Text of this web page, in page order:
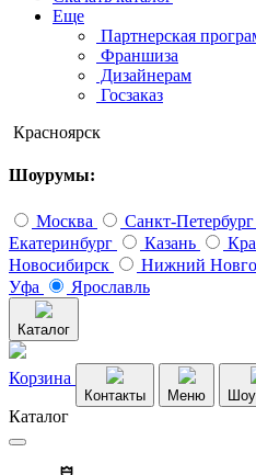
Еще
Партнерская
Франшиза
Дизайнерам
Госзаказ
Красноярск
Шоурумы:
Москва Санкт-Петербург
Екатеринбург
Казань
Новосибирск
Нижний
Уфа
Ярославль
Каталог
Корзина
Контакты Меню
Каталог